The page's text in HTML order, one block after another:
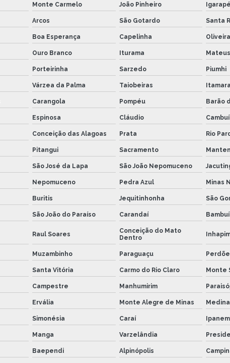
Monte Carmelo João Pinheiro Igarapé
Arcos São Gotardo Santa
Boa Esperança Capelinha Oliveira
Ouro Branco Iturama
Porteirinha Sarzedo Piumhi
Várzea da Palma Taiobeiras
Carangola Pompéu Barão
Espinosa Cláudio Cambuí
Conceição das Alagoas Prata Rio
Pitangui Sacramento
São José da Lapa São João Nepomuceno
Nepomuceno Pedra Azul Minas
Buritis Jequitinhonha São
São João do Paraíso Carandaí Bambuí
Raul Soares
Conceição do Mato
Dentro
Muzambinho Paraguaçu
Santa Vitória Carmo do Rio Claro Monte
Campestre Manhumirim
Ervália Monte Alegre de Minas Medina
Simonésia Caraí
Manga Varzelândia
Baependi Alpinópolis